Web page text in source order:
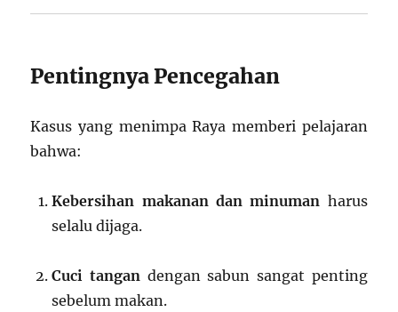
Pentingnya Pencegahan
Kasus yang menimpa Raya memberi pelajaran
bahwa:
Kebersihan makanan dan minuman harus
selalu dijaga.
Cuci tangan dengan sabun sangat penting
sebelum makan.